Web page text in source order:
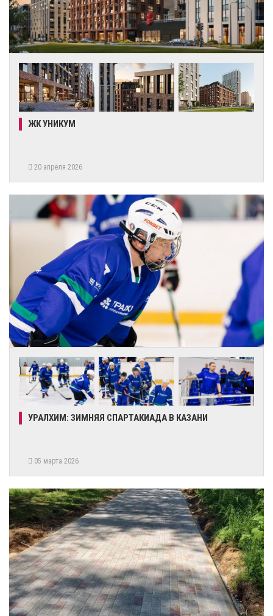
ЖК УНИКУМ
20 апреля 2026
УРАЛХИМ: ЗИМНЯЯ СПАРТАКИАДА В КАЗАНИ
05 марта 2026